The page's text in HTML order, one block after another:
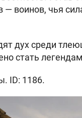
воинов, чья
дух среди
стать
ID: 1186.